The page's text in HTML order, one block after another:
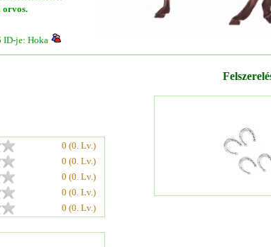
orvos.
ID-je: Hoka
0 (0. Lv.)
0 (0. Lv.)
0 (0. Lv.)
0 (0. Lv.)
0 (0. Lv.)